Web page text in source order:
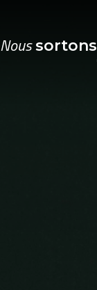
Noussortons